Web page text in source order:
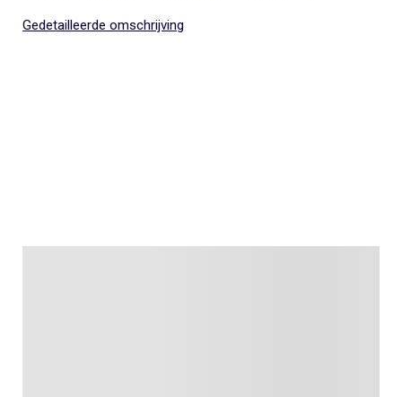
Gedetailleerde omschrijving